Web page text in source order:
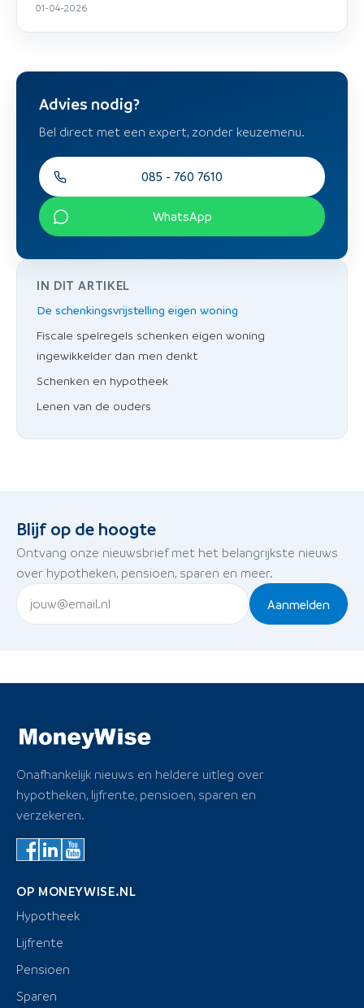
01-04-2026
IN DIT ARTIKEL
De schenkingsvrijstelling eigen woning
Fiscale spelregels schenken eigen woning
ingewikkelder dan men denkt
Schenken en hypotheek
Lenen van de ouders
Advies nodig?
Bel direct met een expert, zonder keuzemenu.
085 - 760 7610
WhatsApp
Blijf op de hoogte
Ontvang onze nieuwsbrief met het belangrijkste nieuws
over hypotheken, pensioen, sparen en meer.
Aanmelden
Onafhankelijk nieuws en heldere uitleg over
hypotheken, lijfrente, pensioen, sparen en
verzekeren.
OP MONEYWISE.NL
Hypotheek
Lijfrente
Pensioen
Sparen